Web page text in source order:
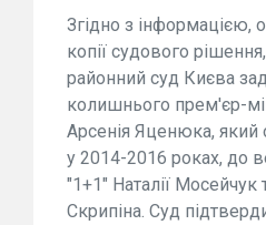
Згідно з інформацією,
копії судового
районний суд Києва
колишнього прем'єр-
Арсенія Яценюка,
у 2014-2016 роках, до
"1+1" Наталії
Скрипіна. Суд